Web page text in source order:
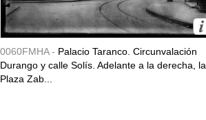
0060FMHA - Palacio Taranco. Circunvalación
Durango y calle Solís. Adelante a la derecha, la
Plaza Zab...